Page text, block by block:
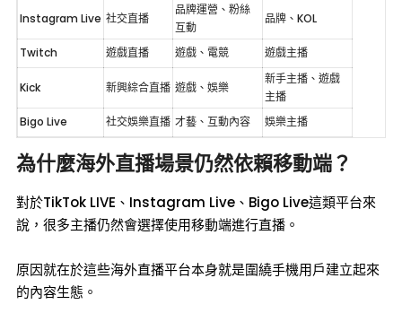
Instagram Live 社交直播
品牌運營、粉絲
互動
品牌、KOL
Twitch 遊戲直播 遊戲、電競 遊戲主播
Kick 新興綜合直播 遊戲、娛樂
新手主播、遊戲
主播
Bigo Live
社交娛樂直播 才藝、互動內容 娛樂主播
為什麼海外直播場景仍然依賴移動端？
對於TikTok LIVE、Instagram Live、Bigo Live這類平台來
說，很多主播仍然會選擇使用移動端進行直播。
原因就在於這些海外直播平台本身就是圍繞手機用戶建立起來
的內容生態。